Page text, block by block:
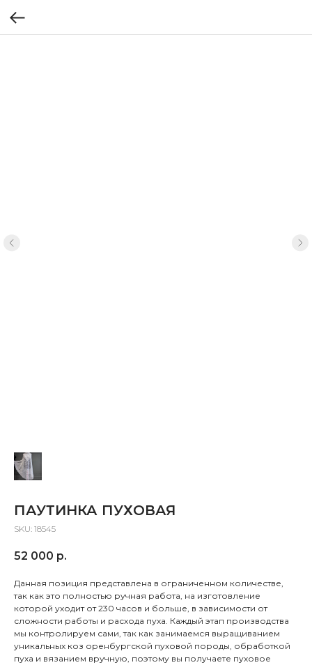
ПАУТИНКА ПУХОВАЯ
SKU: 18545
52 000 р.
Данная позиция представлена в ограниченном количестве,
так как это полностью ручная работа, на изготовление
которой уходит от 230 часов и больше, в зависимости от
сложности работы и расхода пуха. Каждый этап производства
мы контролируем сами, так как занимаемся выращиванием
уникальных коз оренбургской пуховой породы, обработкой
пуха и вязанием вручную, поэтому вы получаете пуховое